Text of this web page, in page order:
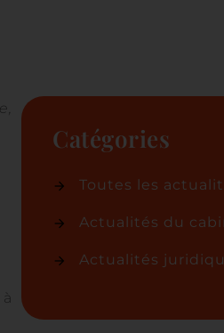
Catégories
Toutes les
Actualités du
Actualités